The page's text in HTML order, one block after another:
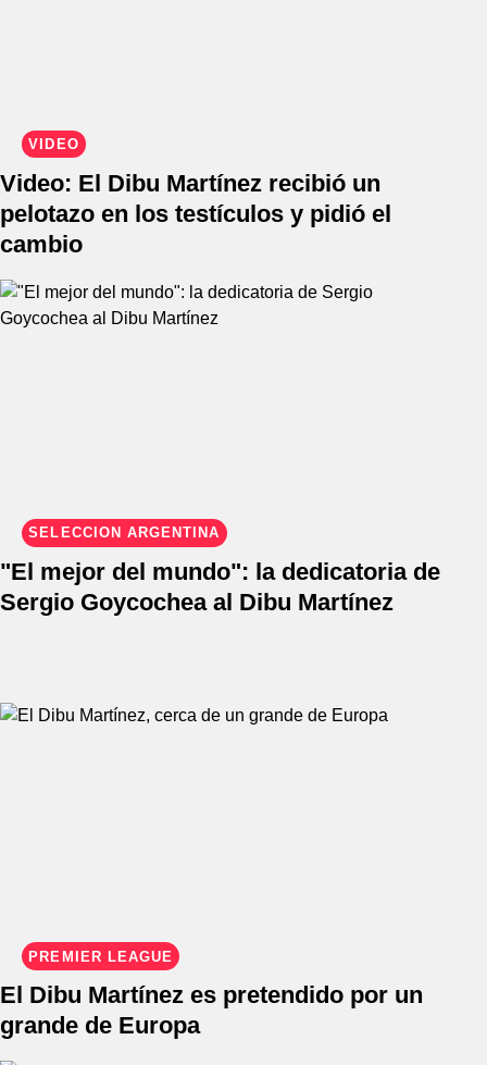
VIDEO
Video: El Dibu Martínez recibió un
pelotazo en los testículos y pidió el
cambio
SELECCIÓN ARGENTINA
"El mejor del mundo": la dedicatoria de
Sergio Goycochea al Dibu Martínez
PREMIER LEAGUE
El Dibu Martínez es pretendido por un
grande de Europa